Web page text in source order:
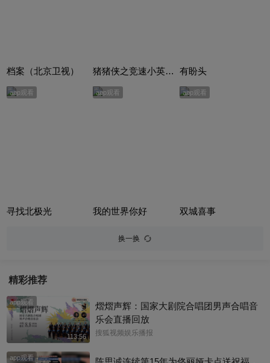
档案（北京卫视） 猪猪侠之竞速小英雄合集 有盼头
app观看
寻找北极光
app观看
我的世界你好
app观看
双城喜事
换一换
精彩推荐
app观看
113:56
熠熠声辉：国家大剧院合唱团男声合唱音
乐会直播回放
搜狐视频娱乐播报
app观看